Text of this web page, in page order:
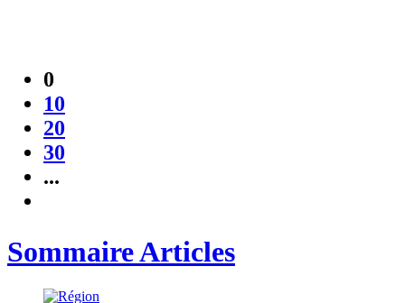
0
10
20
30
...
Sommaire Articles